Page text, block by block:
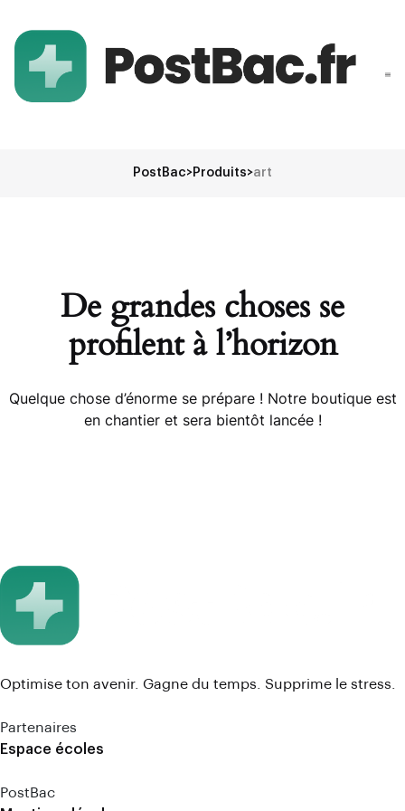
PostBac>Produits>art
De grandes choses se
profilent à l’horizon
Quelque chose d’énorme se prépare ! Notre boutique est
en chantier et sera bientôt lancée !
Optimise ton avenir. Gagne du temps. Supprime le stress.
Partenaires
Espace écoles
PostBac